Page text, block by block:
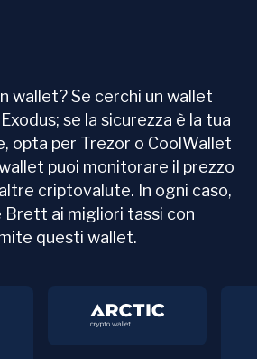
wallet? Se cerchi un wallet
se la sicurezza è la tua
opta per Trezor o CoolWallet
puoi monitorare il prezzo
criptovalute. In ogni caso,
Brett ai migliori tassi con
questi wallet.